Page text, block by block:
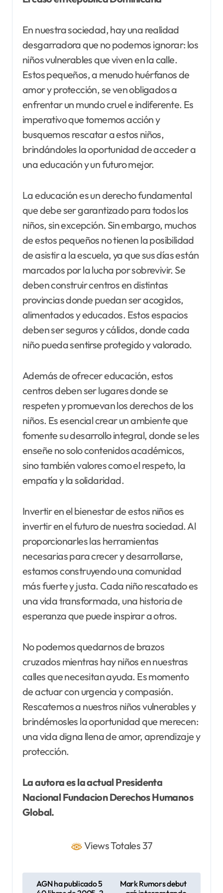
En nuestra sociedad, hay una realidad
desgarradora que no podemos ignorar: los
niños vulnerables que viven en la calle.
Estos pequeños, a menudo huérfanos de
amor y protección, se ven obligados a
enfrentar un mundo cruel e indiferente. Es
imperativo que tomemos acción y
busquemos rescatar a estos niños,
brindándoles la oportunidad de acceder a
una educación y un futuro mejor.
La educación es un derecho fundamental
que debe ser garantizado para todos los
niños, sin excepción. Sin embargo, muchos
de estos pequeños no tienen la posibilidad
de asistir a la escuela, ya que sus días están
marcados por la lucha por sobrevivir. Se
deben construir centros en distintas
provincias donde puedan ser acogidos,
alimentados y educados. Estos espacios
deben ser seguros y cálidos, donde cada
niño pueda sentirse protegido y valorado.
Además de ofrecer educación, estos
centros deben ser lugares donde se
respeten y promuevan los derechos de los
niños. Es esencial crear un ambiente que
fomente su desarrollo integral, donde se les
enseñe no solo contenidos académicos,
sino también valores como el respeto, la
empatía y la solidaridad.
Invertir en el bienestar de estos niños es
invertir en el futuro de nuestra sociedad. Al
proporcionarles las herramientas
necesarias para crecer y desarrollarse,
estamos construyendo una comunidad
más fuerte y justa. Cada niño rescatado es
una vida transformada, una historia de
esperanza que puede inspirar a otros.
No podemos quedarnos de brazos
cruzados mientras hay niños en nuestras
calles que necesitan ayuda. Es momento
de actuar con urgencia y compasión.
Rescatemos a nuestros niños vulnerables y
brindémosles la oportunidad que merecen:
una vida digna llena de amor, aprendizaje y
protección.
La autora es la actual Presidenta
Nacional Fundacion Derechos Humanos
Global.
Views Totales 37
AGN ha publicado 5
Mark Rumors debut